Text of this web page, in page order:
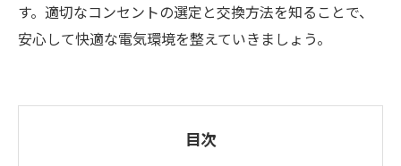
す。適切なコンセントの選定と交換方法を知ることで、
安心して快適な電気環境を整えていきましょう。
目次